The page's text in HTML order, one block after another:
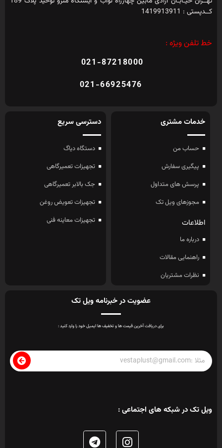
کــدپستی : 1419913911
خط تلفن ویژه :
021-87218000
021-66925476
خدمات مشتری
حساب من
پیگیری سفارش
پرسش های متداول
مجوزهای ویل تک
اطلاعات
درباره ما
راهنمایی مقالات
نظرات مشتریان
دسترسی سریع
دستگاه دیاگ
تجهیزات تعمیرگاهی
جک بالابر تعمیرگاهی
تجهیزات تعویض روغن
تجهیزات معاینه فنی
عضویت در خبرنامه ویل تک
برای دریافت آخرین قیمت ها و تخفیف ها ایمیل خود را وارد کنید :
ویل تک در شبکه های اجتماعی :